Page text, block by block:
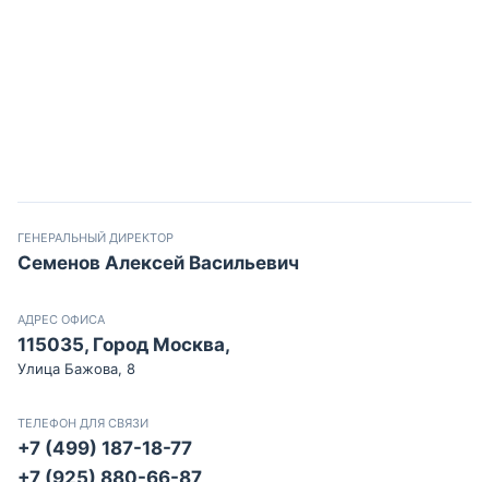
ГЕНЕРАЛЬНЫЙ ДИРЕКТОР
Семенов Алексей Васильевич
АДРЕС ОФИСА
115035, Город Москва,
Улица Бажова, 8
ТЕЛЕФОН ДЛЯ СВЯЗИ
+7 (499) 187-18-77
+7 (925) 880-66-87